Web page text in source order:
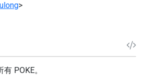
ulong>
POKE。